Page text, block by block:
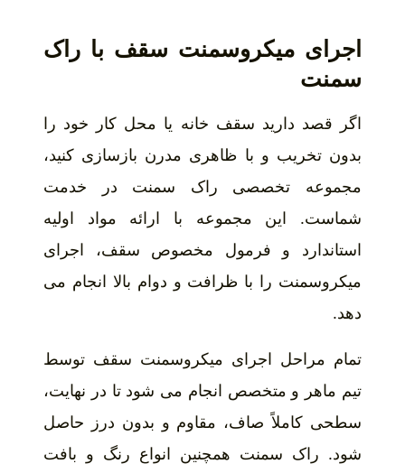
اجرای میکروسمنت سقف با راک
سمنت
اگر قصد دارید سقف خانه یا محل کار خود را
بدون تخریب و با ظاهری مدرن بازسازی کنید،
مجموعه تخصصی راک سمنت در خدمت
شماست. این مجموعه با ارائه مواد اولیه
استاندارد و فرمول مخصوص سقف، اجرای
میکروسمنت را با ظرافت و دوام بالا انجام می
دهد.
تمام مراحل اجرای میکروسمنت سقف توسط
تیم ماهر و متخصص انجام می شود تا در نهایت،
سطحی کاملاً صاف، مقاوم و بدون درز حاصل
شود. راک سمنت همچنین انواع رنگ و بافت